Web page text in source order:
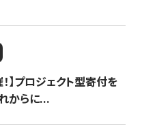
】プロジェクト型寄付を
からに...